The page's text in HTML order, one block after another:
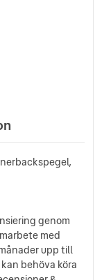
genom
med
upp till
behöva köra